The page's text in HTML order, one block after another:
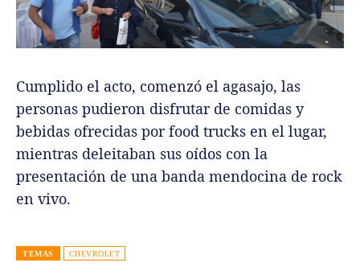
Cumplido el acto, comenzó el agasajo, las
personas pudieron disfrutar de comidas y
bebidas ofrecidas por food trucks en el lugar,
mientras deleitaban sus oídos con la
presentación de una banda mendocina de rock
en vivo.
TEMAS CHEVROLET